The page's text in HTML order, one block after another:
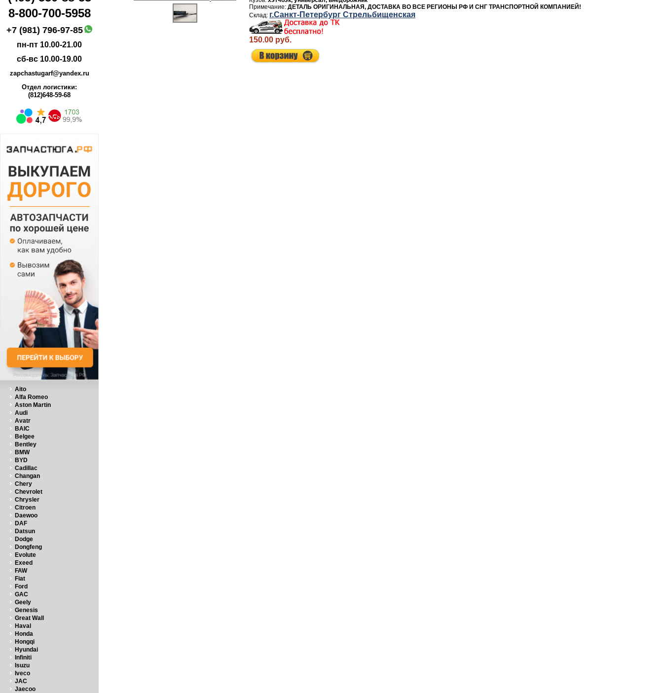
8-800-700-5958
+7 (981) 796-97-85
пн-пт 10.00-21.00
сб-вс 10.00-19.00
zapchastugarf@yandex.ru
Отдел логистики:
(812)648-59-68
Aito
Alfa Romeo
Aston Martin
Audi
Avatr
BAIC
Belgee
Bentley
BMW
BYD
Cadillac
Changan
Chery
Chevrolet
Chrysler
Citroen
Daewoo
DAF
Datsun
Dodge
Dongfeng
Evolute
Exeed
FAW
Fiat
Ford
GAC
Geely
Genesis
Great Wall
Haval
Honda
Hongqi
Hyundai
Infiniti
Isuzu
Iveco
JAC
Jaecoo
ДЕТАЛЬ ОРИГИНАЛЬНАЯ, ДОСТАВКА ВО ВСЕ РЕГИОНЫ РФ И СНГ ТРАНСПОРТНОЙ КОМПАНИЕЙ!
г.Санкт-Петербург Стрельбищенская
150.00 руб.